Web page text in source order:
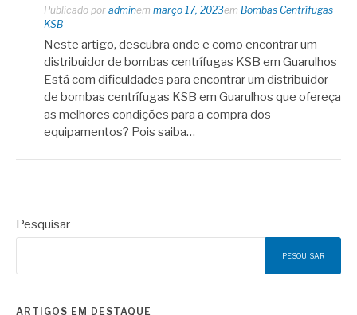
Publicado por adminem março 17, 2023em Bombas Centrífugas
KSB
Neste artigo, descubra onde e como encontrar um
distribuidor de bombas centrífugas KSB em Guarulhos
Está com dificuldades para encontrar um distribuidor
de bombas centrífugas KSB em Guarulhos que ofereça
as melhores condições para a compra dos
equipamentos? Pois saiba…
Pesquisar
PESQUISAR
ARTIGOS EM DESTAQUE